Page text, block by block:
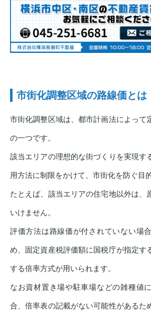
市街化調整区域の路線価とは
市街化調整区域は、都市計画法によって
の一つです。
該当エリアの理想的な街づくりを実現す
用方法に制限をかけて、市街化を防ぐ目
たとえば、該当エリアの住宅地以外は、
いけません。
評価方法は路線価が付されていない場
め、固定資産税評価額に国税庁が指定す
する倍率方式が用いられます。
なお資材置き場や駐車場などの雑種値
合、倍率表の記載がない可能性があるた